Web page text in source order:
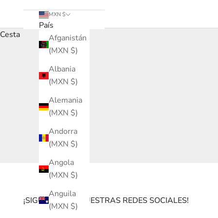
MXN $
País
Afganistán
(MXN $)
Albania
(MXN $)
Alemania
(MXN $)
Andorra
(MXN $)
Angola
(MXN $)
Anguila
(MXN $)
Cesta
¡SIGUENOS EN NUESTRAS REDES SOCIALES!